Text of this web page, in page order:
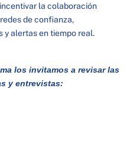
la colaboración
de confianza,
y alertas en tiempo real.
los invitamos a revisar las
y entrevistas: